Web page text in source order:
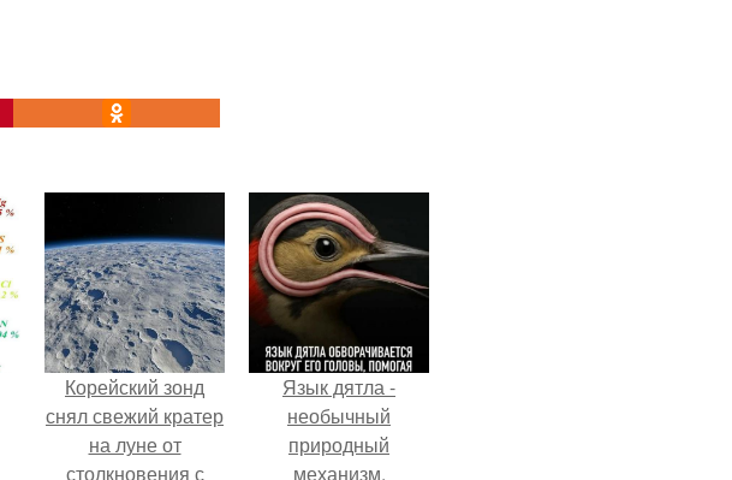
Корейский зонд
снял свежий кратер
на луне от
столкновения с
Язык дятла -
необычный
природный
механизм.